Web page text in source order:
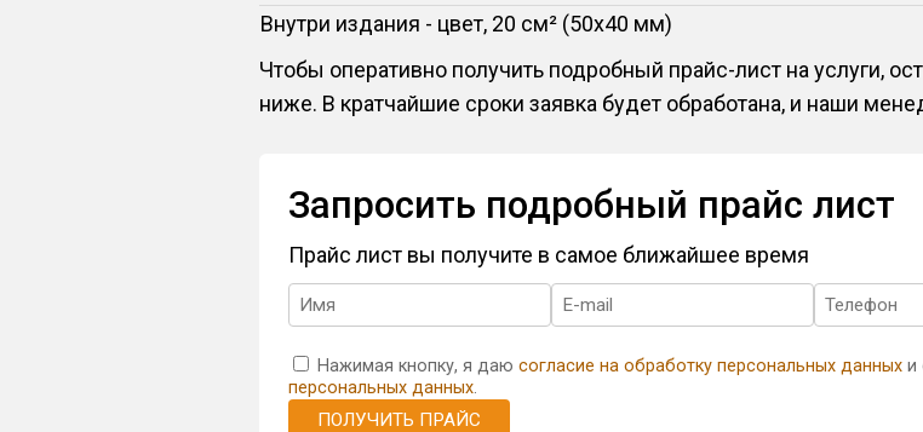
Внутри издания - цвет, 20 см² (50x40 мм)
Чтобы оперативно получить подробный прайс-лист на услуги,
ниже. В кратчайшие сроки заявка будет обработана, и наши
Запросить подробный прайс лист
Прайс лист вы получите в самое ближайшее время
Нажимая кнопку, я даю согласие на обработку персональных данныхи
персональных данных.
ПОЛУЧИТЬ ПРАЙС